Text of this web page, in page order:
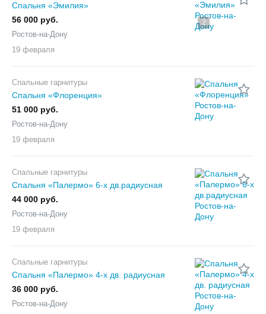
2
Спальня «Эмилия»
56 000 руб.
Ростов-на-Дону
19 февраля
Спальные гарнитуры
Спальня «Флоренция»
51 000 руб.
Ростов-на-Дону
19 февраля
Спальные гарнитуры
Спальня «Палермо» 6-х дв.радиусная
44 000 руб.
Ростов-на-Дону
19 февраля
Спальные гарнитуры
Спальня «Палермо» 4-х дв. радиусная
36 000 руб.
Ростов-на-Дону